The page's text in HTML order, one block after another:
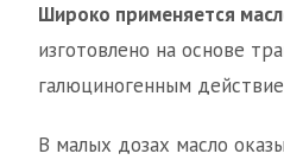
Широко применяется
изготовлено на основе
галюциногенным
В малых дозах масло